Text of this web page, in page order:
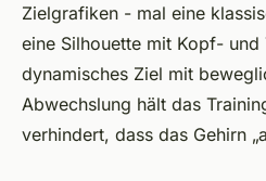
Zielgrafiken - mal eine
eine Silhouette mit Kopf-
dynamisches Ziel mit
Abwechslung hält das
verhindert, dass das Gehirn